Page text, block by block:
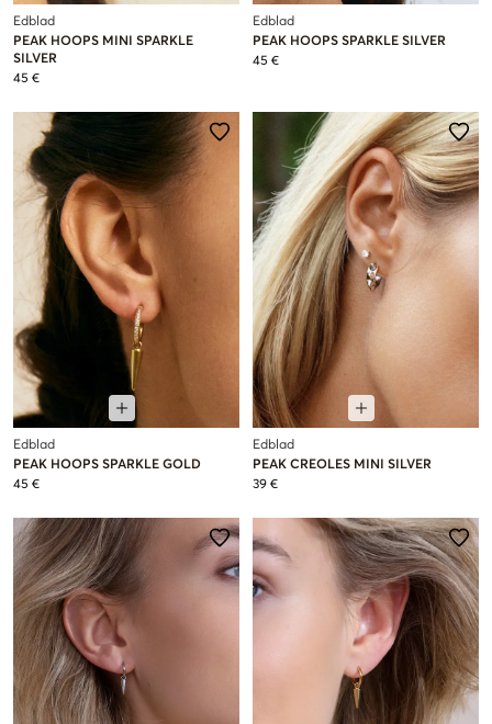
Edblad
PEAK HOOPS MINI SPARKLE
SILVER
45 €
Edblad
PEAK HOOPS SPARKLE SILVER
45 €
Edblad
PEAK HOOPS SPARKLE GOLD
45 €
Edblad
PEAK CREOLES MINI SILVER
39 €